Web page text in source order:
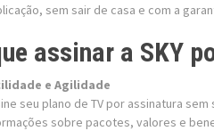
sem sair de casa e com a
assinar a SKY
e Agilidade
seu plano de TV por assinatura
sobre pacotes, valores e